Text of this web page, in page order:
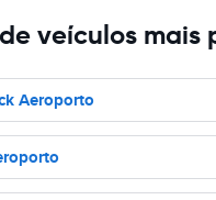
veículos mais
Aeroporto